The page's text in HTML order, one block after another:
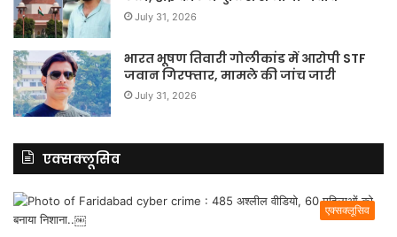
July 31, 2026
भारत भूषण तिवारी गोलीकांड में आरोपी STF
जवान गिरफ्तार, मामले की जांच जारी
July 31, 2026
एक्सक्लूसिव
एक्सक्लूसिव